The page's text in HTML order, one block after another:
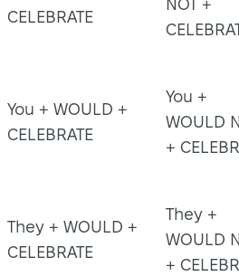
CELEBRATE
NOT +
You + WOULD +
CELEBRATE
You +
WOULD
+
They + WOULD +
CELEBRATE
They +
WOULD
+